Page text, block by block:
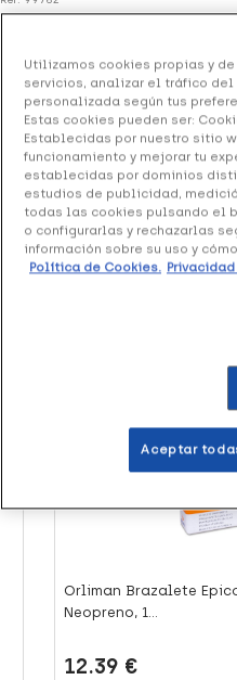
27.02 €
Sin stock
+ 54 puntosHealthies
Brazalete para la
para prevenir lesiones
Orliman Brazalete
Neopreno, 1...
12.39 €
Utilizamos cookies propias y
servicios, analizar el tráfico
personalizada según tus
Estas cookies pueden ser:
Establecidas por nuestro sitio
funcionamiento y mejorar tu
establecidas por dominios
estudios de publicidad,
todas las cookies pulsando el
o configurarlas y rechazarlas
información sobre su uso y
Política de Cookies.
Aceptar